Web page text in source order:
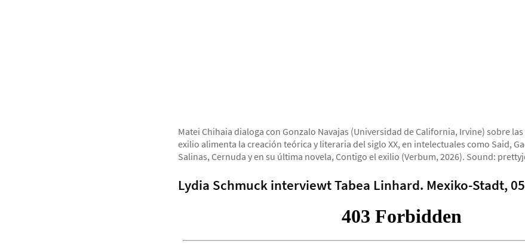
Matei Chihaia dialoga con Gonzalo Navajas (Universidad de California, Irvine) sobre
exilio alimenta la creación teórica y literaria del siglo XX, en intelectuales como Said,
Salinas, Cernuda y en su última novela, Contigo el exilio (Verbum, 2026). Sound:
Lydia Schmuck interviewt Tabea Linhard. Mexiko-Stadt,